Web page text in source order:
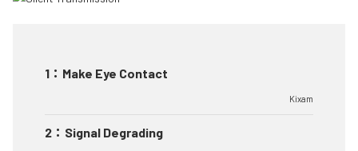
1 ： Make Eye Contact
Kixam
2 ： Signal Degrading